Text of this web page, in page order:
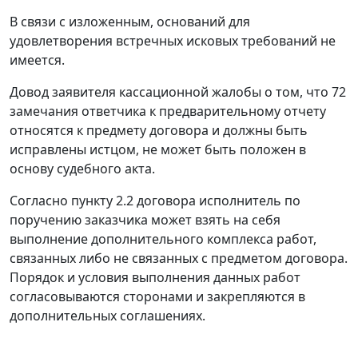
В связи с изложенным, оснований для
удовлетворения встречных исковых требований не
имеется.
Довод заявителя кассационной жалобы о том, что 72
замечания ответчика к предварительному отчету
относятся к предмету договора и должны быть
исправлены истцом, не может быть положен в
основу судебного акта.
Согласно пункту 2.2 договора исполнитель по
поручению заказчика может взять на себя
выполнение дополнительного комплекса работ,
связанных либо не связанных с предметом договора.
Порядок и условия выполнения данных работ
согласовываются сторонами и закрепляются в
дополнительных соглашениях.